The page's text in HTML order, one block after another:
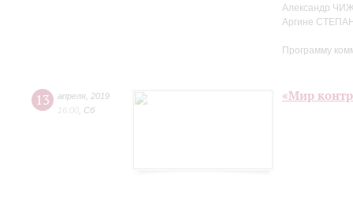
Александр
Аргине
Программу
13 апреля 2019
16:00 Сб
«Мир